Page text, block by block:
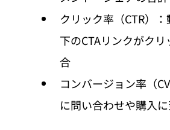
クリック率（CTR）
下のCTAリンクがク
合
コンバージョン率（
に問い合わせや購入